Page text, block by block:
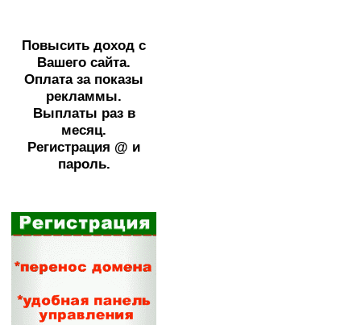
Повысить доход с
Вашего сайта.
Оплата за показы
рекламмы.
Выплаты раз в
месяц.
Регистрация @ и
пароль.